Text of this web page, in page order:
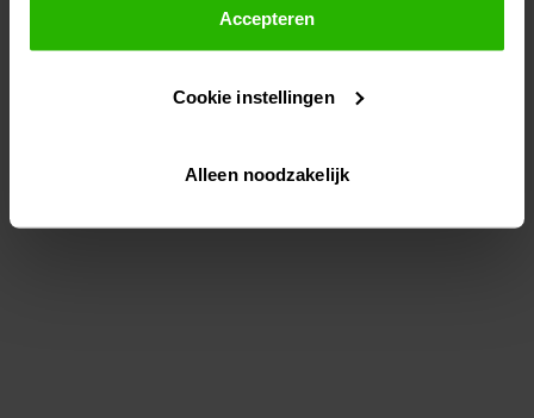
toestemming om cookies voor social media en
gepersonaliseerde advertenties te plaatsen.
Lees hier meer over in onsprivacybeleid
Via "Cookie instellingen" kun je ook zelf instellen welke
Accepteren
Cookie instellingen
Alleen noodzakelijk